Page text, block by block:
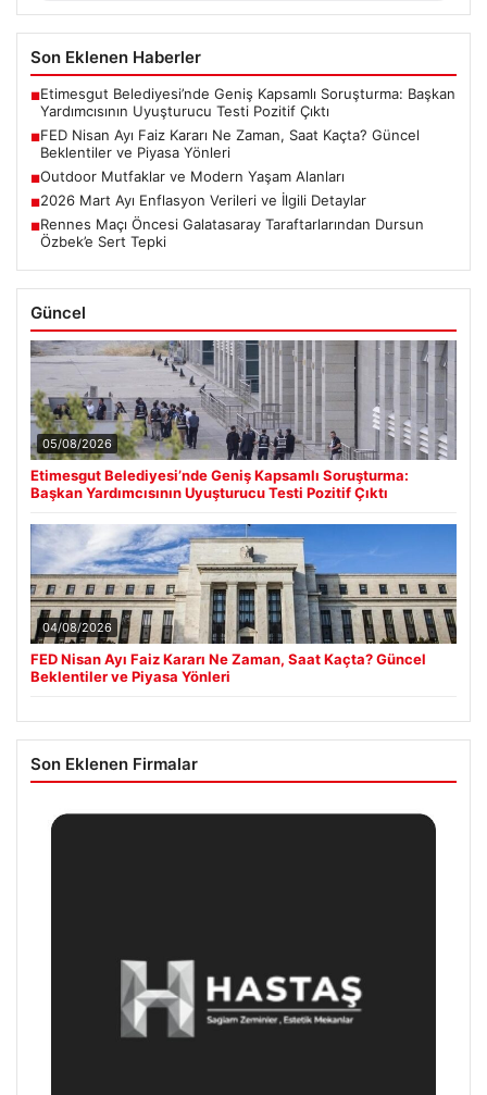
Son Eklenen Haberler
■Etimesgut Belediyesi’nde Geniş Kapsamlı Soruşturma: Başkan
Yardımcısının Uyuşturucu Testi Pozitif Çıktı
■FED Nisan Ayı Faiz Kararı Ne Zaman, Saat Kaçta? Güncel
Beklentiler ve Piyasa Yönleri
■Outdoor Mutfaklar ve Modern Yaşam Alanları
■2026 Mart Ayı Enflasyon Verileri ve İlgili Detaylar
■Rennes Maçı Öncesi Galatasaray Taraftarlarından Dursun
Özbek’e Sert Tepki
Güncel
05/08/2026
Etimesgut Belediyesi’nde Geniş Kapsamlı Soruşturma:
Başkan Yardımcısının Uyuşturucu Testi Pozitif Çıktı
04/08/2026
FED Nisan Ayı Faiz Kararı Ne Zaman, Saat Kaçta? Güncel
Beklentiler ve Piyasa Yönleri
Son Eklenen Firmalar